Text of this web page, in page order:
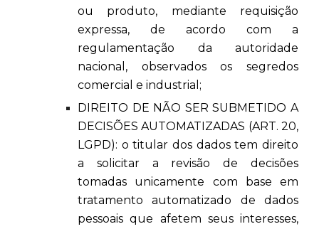
ou produto, mediante requisição
expressa, de acordo com a
regulamentação da autoridade
nacional, observados os segredos
comercial e industrial;
DIREITO DE NÃO SER SUBMETIDO A
DECISÕES AUTOMATIZADAS (ART. 20,
LGPD): o titular dos dados tem direito
a solicitar a revisão de decisões
tomadas unicamente com base em
tratamento automatizado de dados
pessoais que afetem seus interesses,